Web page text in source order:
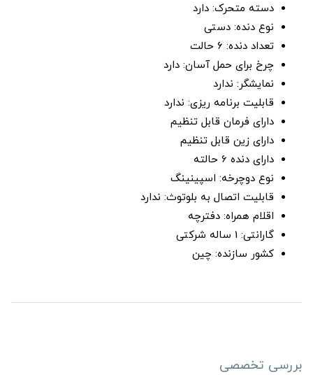
دسته متحرک: دارد
نوع دنده: دستی
تعداد دنده: ۶ حالت
چرخ برای حمل آسان: دارد
نمایشگر: ندارد
قابلیت برنامه ریزی: ندارد
دارای فرمان قابل تنظیم
دارای زین قابل تنظیم
دارای دنده 6 حالته
نوع دوچرخه: اسپینینگ
قابلیت اتصال به بلوتوث: ندارد
اقلام همراه: دفترچه
گارانتی: 1 ساله شرکتی
کشور سازنده: چین
بررسی تخصصی